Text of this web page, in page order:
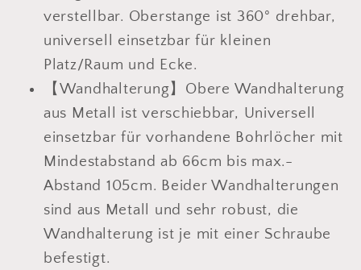
verstellbar. Oberstange ist 360° drehbar,
universell einsetzbar für kleinen
Platz/Raum und Ecke.
【Wandhalterung】Obere Wandhalterung
aus Metall ist verschiebbar, Universell
einsetzbar für vorhandene Bohrlöcher mit
Mindestabstand ab 66cm bis max.-
Abstand 105cm. Beider Wandhalterungen
sind aus Metall und sehr robust, die
Wandhalterung ist je mit einer Schraube
befestigt.